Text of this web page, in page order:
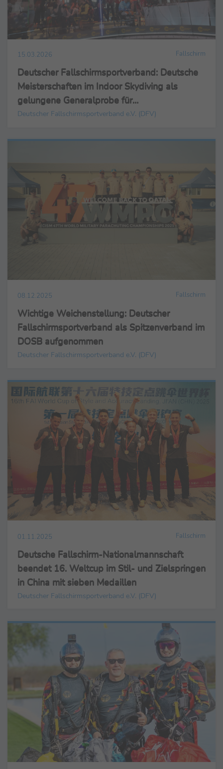
15.03.2026 Fallschirm
Deutscher Fallschirmsportverband: Deutsche
Meisterschaften im Indoor Skydiving als
gelungene Generalprobe für
Europameisterschaften – Weltmeisterschaften
Deutscher Fallschirmsportverband e.V. (DFV)
08.12.2025 Fallschirm
Wichtige Weichenstellung: Deutscher
Fallschirmsportverband als Spitzenverband im
DOSB aufgenommen
Deutscher Fallschirmsportverband e.V. (DFV)
01.11.2025 Fallschirm
Deutsche Fallschirm-Nationalmannschaft
beendet 16. Weltcup im Stil- und Zielspringen
in China mit sieben Medaillen
Deutscher Fallschirmsportverband e.V. (DFV)